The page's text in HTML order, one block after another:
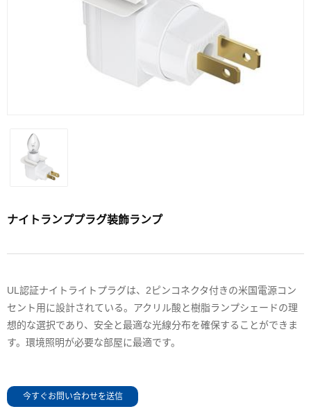
ナイトランププラグ装飾ランプ
UL認証ナイトライトプラグは、2ピンコネクタ付きの米国電源コン
セント用に設計されている。アクリル酸と樹脂ランプシェードの理
想的な選択であり、安全と最適な光線分布を確保することができま
す。環境照明が必要な部屋に最適です。
今すぐお問い合わせを送信